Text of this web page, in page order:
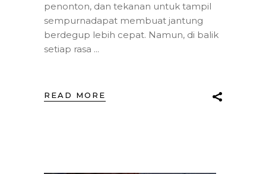
penonton, dan tekanan untuk tampil
sempurnadapat membuat jantung
berdegup lebih cepat. Namun, di balik
setiap rasa
READ MORE